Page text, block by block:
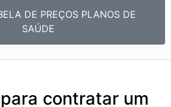
DE PREÇOS PLANOS DE
SAÚDE
contratar um